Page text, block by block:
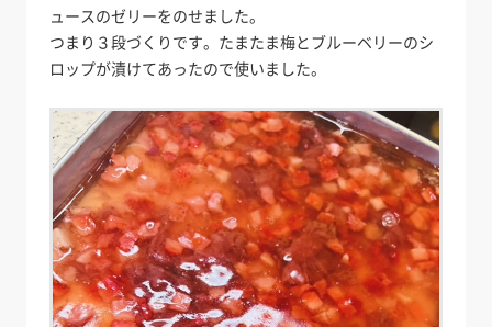
ュースのゼリーをのせました。
つまり３段づくりです。たまたま梅とブルーベリーのシ
ロップが漬けてあったので使いました。